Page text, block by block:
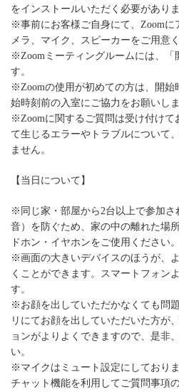
をインストールいただく必要がありま
※事前にお客様ご自身にて、Zoomに
メラ、マイク、スピーカーをご用意く
※Zoomミーティングルームには、「
す。
※Zoomの使用が初めての方は、開始
始時刻前の入室にご協力をお願いしま
※Zoomに関するご質問は受け付けて
て生じるエラーやトラブルについて
ません。
【当日について】
※同じ家・部屋から2台以上で参加
音）を防ぐため、家の中の離れた場
ドホン・イヤホンをご使用ください。
※画面の大きいデバイスのほうが、
くことができます。スマートフォン
す。
※お顔を出していただかなくても問
リにてお顔を出していただいた方が
ョンがよりよくできますので、是非
い。
※マイクはミュート設定にしており
チャット機能を利用してご質問事項